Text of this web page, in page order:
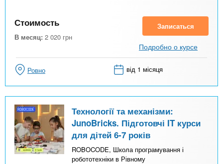
Стоимость
В месяц: 2 020 грн
Записаться
Подробно о курсе
Ровно від 1 місяця
Технології та механізми:
JunoBricks. Підготовчі IT курси
для дітей 6-7 років
ROBOCODE, Школа програмування і
робототехніки в Рівному